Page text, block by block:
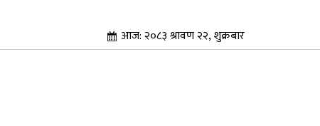
आज: २०८३ श्रावण २२, शुक्रबार